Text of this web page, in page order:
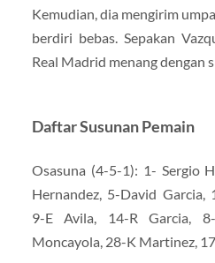
Kemudian, dia mengirim
berdiri bebas. Sepakan
Real Madrid menang dengan
Daftar Susunan Pemain
Osasuna (4-5-1): 1- Sergio
Hernandez, 5-David Garcia,
9-E Avila, 14-R Garcia,
Moncayola, 28-K Martinez,